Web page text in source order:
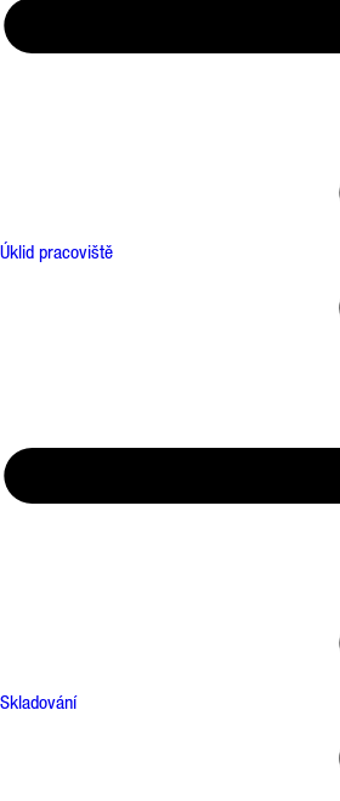
Úklid pracoviště
Skladování